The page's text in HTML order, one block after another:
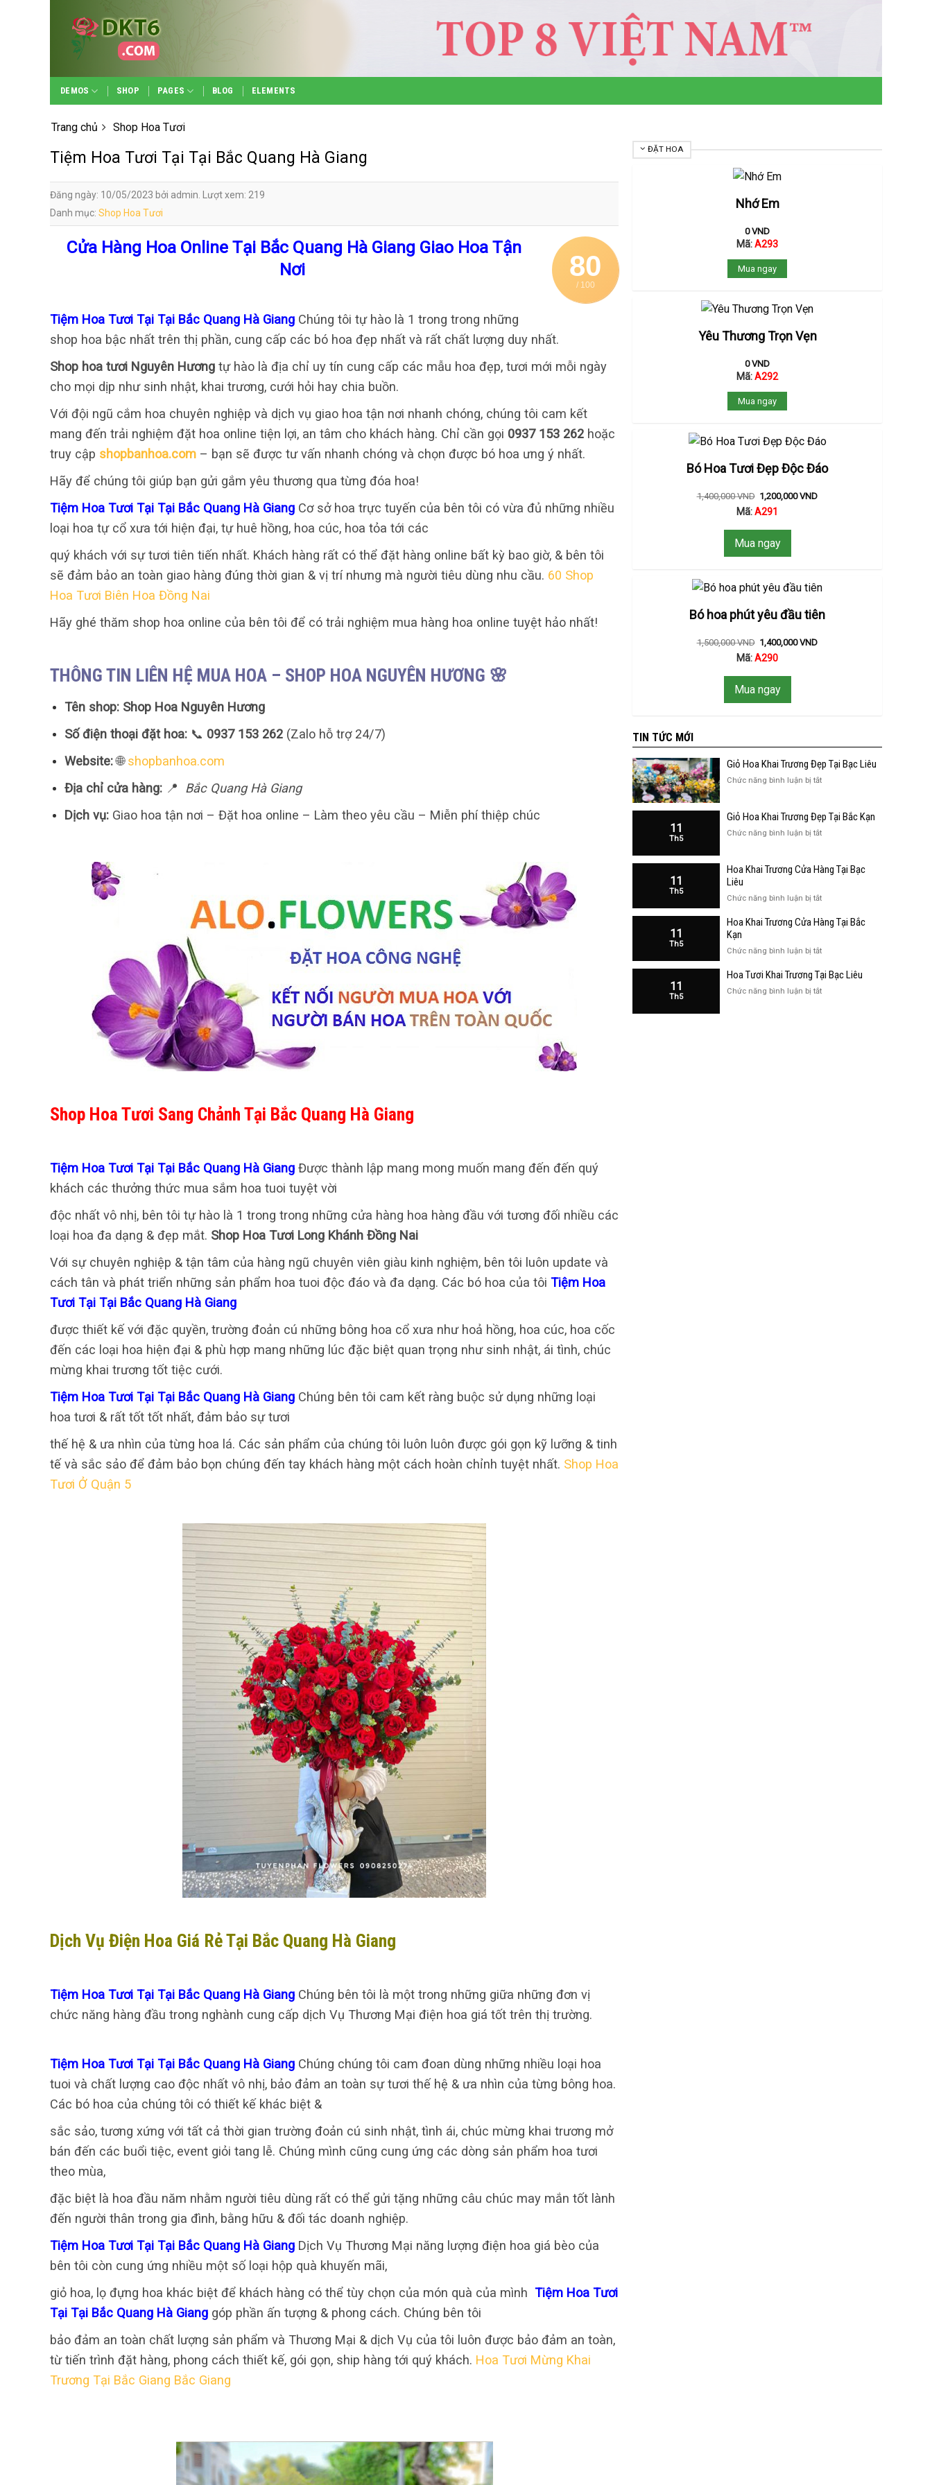
content
DEMOS SHOP PAGES BLOG ELEMENTS
Trang chủ Shop Hoa Tươi
Tiệm Hoa Tươi Tại Tại Bắc Quang Hà Giang
Đăng ngày: 10/05/2023 bởi admin. Lượt xem: 219
Danh mục: Shop Hoa Tươi
80
/ 100
Cửa Hàng Hoa Online Tại Bắc Quang Hà Giang Giao Hoa Tận
Nơi
Tiệm Hoa Tươi Tại Tại Bắc Quang Hà Giang Chúng tôi tự hào là 1 trong trong những
shop hoa bậc nhất trên thị phần, cung cấp các bó hoa đẹp nhất và rất chất lượng duy nhất.
Shop hoa tươi Nguyên Hương tự hào là địa chỉ uy tín cung cấp các mẫu hoa đẹp, tươi mới mỗi ngày
cho mọi dịp như sinh nhật, khai trương, cưới hỏi hay chia buồn.
Với đội ngũ cắm hoa chuyên nghiệp và dịch vụ giao hoa tận nơi nhanh chóng, chúng tôi cam kết
mang đến trải nghiệm đặt hoa online tiện lợi, an tâm cho khách hàng. Chỉ cần gọi 0937 153 262 hoặc
truy cập shopbanhoa.com – bạn sẽ được tư vấn nhanh chóng và chọn được bó hoa ưng ý nhất.
Hãy để chúng tôi giúp bạn gửi gắm yêu thương qua từng đóa hoa!
Tiệm Hoa Tươi Tại Tại Bắc Quang Hà Giang Cơ sở hoa trực tuyến của bên tôi có vừa đủ những nhiều
loại hoa tự cổ xưa tới hiện đại, tự huê hồng, hoa cúc, hoa tỏa tới các
quý khách với sự tươi tiên tiến nhất. Khách hàng rất có thể đặt hàng online bất kỳ bao giờ, & bên tôi
sẽ đảm bảo an toàn giao hàng đúng thời gian & vị trí nhưng mà người tiêu dùng nhu cầu. 60 Shop
Hoa Tươi Biên Hoa Đồng Nai
Hãy ghé thăm shop hoa online của bên tôi để có trải nghiệm mua hàng hoa online tuyệt hảo nhất!
THÔNG TIN LIÊN HỆ MUA HOA – SHOP HOA NGUYÊN HƯƠNG 🌸
Tên shop: Shop Hoa Nguyên Hương
Số điện thoại đặt hoa:📞 0937 153 262(Zalo hỗ trợ 24/7)
Website:🌐shopbanhoa.com
Địa chỉ cửa hàng:📍
Bắc Quang Hà Giang
Dịch vụ:Giao hoa tận nơi – Đặt hoa online – Làm theo yêu cầu – Miễn phí thiệp chúc
Shop Hoa Tươi Sang Chảnh Tại Bắc Quang Hà Giang
Tiệm Hoa Tươi Tại Tại Bắc Quang Hà Giang Được thành lập mang mong muốn mang đến đến quý
khách các thưởng thức mua sắm hoa tuoi tuyệt vời
độc nhất vô nhị, bên tôi tự hào là 1 trong trong những cửa hàng hoa hàng đầu với tương đối nhiều các
loại hoa đa dạng & đẹp mắt. Shop Hoa Tươi Long Khánh Đồng Nai
Với sự chuyên nghiệp & tận tâm của hàng ngũ chuyên viên giàu kinh nghiệm, bên tôi luôn update và
cách tân và phát triển những sản phẩm hoa tuoi độc đáo và đa dạng. Các bó hoa của tôi Tiệm Hoa
Tươi Tại Tại Bắc Quang Hà Giang
được thiết kế với đặc quyền, trường đoản cú những bông hoa cổ xưa như hoả hồng, hoa cúc, hoa cốc
đến các loại hoa hiện đại & phù hợp mang những lúc đặc biệt quan trọng như sinh nhật, ái tình, chúc
mừng khai trương tốt tiệc cưới.
Tiệm Hoa Tươi Tại Tại Bắc Quang Hà Giang Chúng bên tôi cam kết ràng buộc sử dụng những loại
hoa tươi & rất tốt tốt nhất, đảm bảo sự tươi
thế hệ & ưa nhìn của từng hoa lá. Các sản phẩm của chúng tôi luôn luôn được gói gọn kỹ lưỡng & tinh
tế và sắc sảo để đảm bảo bọn chúng đến tay khách hàng một cách hoàn chỉnh tuyệt nhất. Shop Hoa
Tươi Ở Quận 5
Dịch Vụ Điện Hoa Giá Rẻ Tại Bắc Quang Hà Giang
Tiệm Hoa Tươi Tại Tại Bắc Quang Hà Giang Chúng bên tôi là một trong những giữa những đơn vị
chức năng hàng đầu trong nghành cung cấp dịch Vụ Thương Mại điện hoa giá tốt trên thị trường.
Tiệm Hoa Tươi Tại Tại Bắc Quang Hà Giang Chúng chúng tôi cam đoan dùng những nhiều loại hoa
tuoi và chất lượng cao độc nhất vô nhị, bảo đảm an toàn sự tươi thế hệ & ưa nhìn của từng bông hoa.
Các bó hoa của chúng tôi có thiết kế khác biệt &
sắc sảo, tương xứng với tất cả thời gian trường đoản cú sinh nhật, tình ái, chúc mừng khai trương mở
bán đến các buổi tiệc, event giỏi tang lễ. Chúng mình cũng cung ứng các dòng sản phẩm hoa tươi
theo mùa,
đặc biệt là hoa đầu năm nhằm người tiêu dùng rất có thể gửi tặng những câu chúc may mắn tốt lành
đến người thân trong gia đình, bằng hữu & đối tác doanh nghiệp.
Tiệm Hoa Tươi Tại Tại Bắc Quang Hà Giang Dịch Vụ Thương Mại năng lượng điện hoa giá bèo của
bên tôi còn cung ứng nhiều một số loại hộp quà khuyến mãi,
giỏ hoa, lọ đựng hoa khác biệt để khách hàng có thể tùy chọn của món quà của mình Tiệm Hoa Tươi
Tại Tại Bắc Quang Hà Giang góp phần ấn tượng & phong cách. Chúng bên tôi
bảo đảm an toàn chất lượng sản phẩm và Thương Mại & dịch Vụ của tôi luôn được bảo đảm an toàn,
từ tiến trình đặt hàng, phong cách thiết kế, gói gọn, ship hàng tới quý khách. Hoa Tươi Mừng Khai
Trương Tại Bắc Giang Bắc Giang
ĐẶT HOA
Nhớ Em
0VND
Mã:A293
Mua ngay
Yêu Thương Trọn Vẹn
0VND
Mã:A292
Mua ngay
Bó Hoa Tươi Đẹp Độc Đáo
1,400,000VND 1,200,000VND
Mã:A291
Mua ngay
Bó hoa phút yêu đầu tiên
1,500,000VND 1,400,000VND
Mã:A290
Mua ngay
TIN TỨC MỚI
Giỏ Hoa Khai Trương Đẹp Tại Bạc Liêu
Chức năng bình luận bị tắtở
Khai
Đẹp
Liêu
11
Th5
Giỏ Hoa Khai Trương Đẹp Tại Bắc Kạn
Chức năng bình luận bị tắtở
Khai
Tại
Kạn
11
Th5
Hoa Khai Trương Cửa Hàng Tại Bạc
Liêu
Chức năng bình luận bị tắtở
Khai
Hàng
Bạc
Liêu
11
Th5
Hoa Khai Trương Cửa Hàng Tại Bắc
Kạn
Chức năng bình luận bị tắtở
Khai
11
Th5
Hoa Tươi Khai Trương Tại Bạc Liêu
Chức năng bình luận bị tắtở